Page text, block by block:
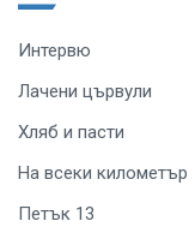
Интервю
Лачени цървули
Хляб и пасти
На всеки километър
Петък 13